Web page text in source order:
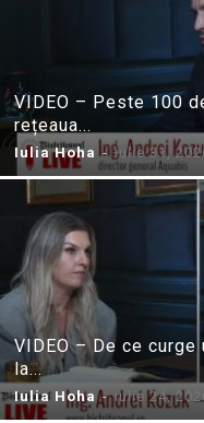
VIDEO – Peste 100
rețeaua...
Iulia Hoha - iulie 31,
VIDEO – De ce curge
la...
Iulia Hoha - iulie 24,